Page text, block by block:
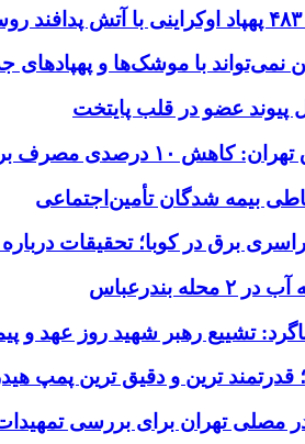
نمی‌تواند با موشک‌ها و پهپادهای
پیوند عضو در قلب پایتخت
مصرف برق، ضامن پایداری شبکه است
برق در کوبا؛ تحقیقات
تشییع رهبر شهید روز عهد و
قدرتمند ترین و دقیق‌ ترین پمپ
مصلی تهران برای بررسی